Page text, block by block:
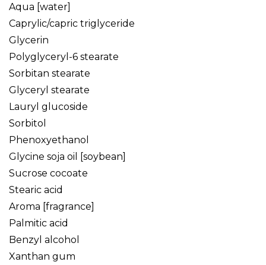
Aqua [water]
Caprylic/capric triglyceride
Glycerin
Polyglyceryl-6 stearate
Sorbitan stearate
Glyceryl stearate
Lauryl glucoside
Sorbitol
Phenoxyethanol
Glycine soja oil [soybean]
Sucrose cocoate
Stearic acid
Aroma [fragrance]
Palmitic acid
Benzyl alcohol
Xanthan gum